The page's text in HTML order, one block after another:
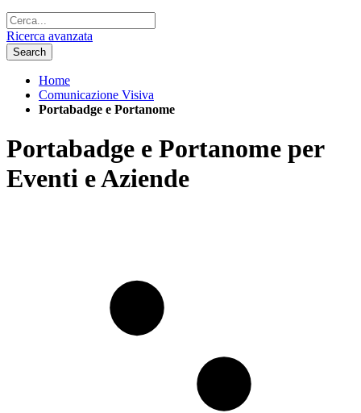
Ricerca avanzata
Search
Home
Comunicazione Visiva
Portabadge e Portanome
Portabadge e Portanome per
Eventi e Aziende